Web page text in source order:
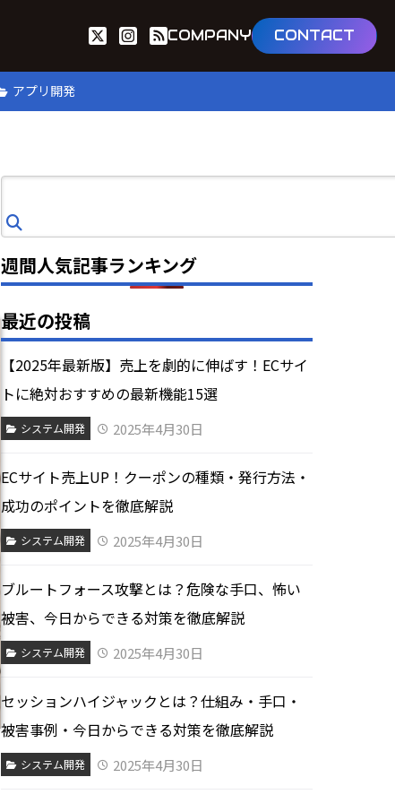
COMPANY CONTACT
アプリ開発
索
週間人気記事ランキング
最近の投稿
【2025年最新版】売上を劇的に伸ばす！ECサイ
トに絶対おすすめの最新機能15選
システム開発 2025年4月30日
ECサイト売上UP！クーポンの種類・発行方法・
成功のポイントを徹底解説
システム開発 2025年4月30日
ブルートフォース攻撃とは？危険な手口、怖い
被害、今日からできる対策を徹底解説
システム開発 2025年4月30日
セッションハイジャックとは？仕組み・手口・
被害事例・今日からできる対策を徹底解説
システム開発 2025年4月30日